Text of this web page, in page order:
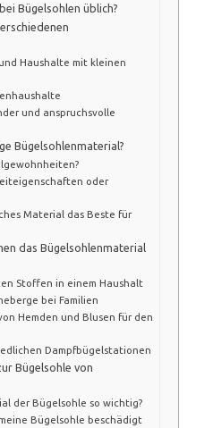
Bügelsohlen üblich?
Haushalte mit kleinen
und anspruchsvolle
Bügelsohlenmaterial?
oder
Material das Beste für
das Bügelsohlenmaterial
Stoffen in einem Haushalt
bei Familien
Hemden und Blusen für den
Dampfbügelstationen
Bügelsohle von
der Bügelsohle so wichtig?
Bügelsohle beschädigt